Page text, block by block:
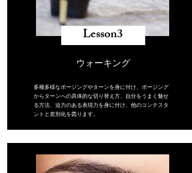
​Lesson3
ウォーキング
多種多様なポージングやターンを身に付け、ポージング
からターンへの具体的な切り替え方、自分をうまく魅せ
る方法、迫力のある表現力を身に付け、他のコンテスタ
ントと差別化を図ります。